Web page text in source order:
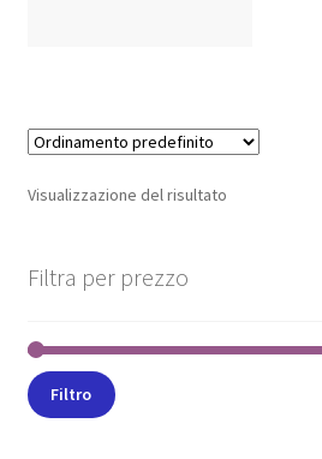
Visualizzazione del risultato
Filtra per prezzo
Filtro